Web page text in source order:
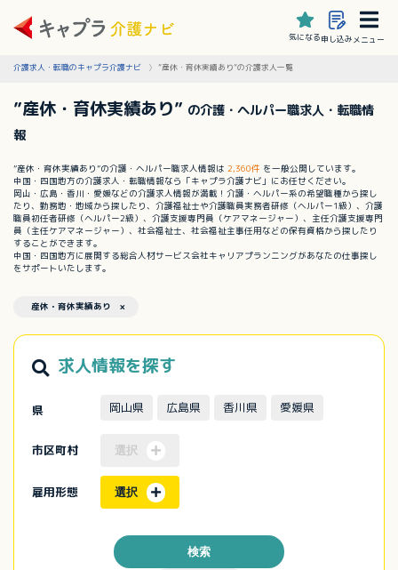
気になる申し込みメニュー
介護求人・転職のキャプラ介護ナビ ”産休・育休実績あり”の介護求人一覧
”産休・育休実績あり” の介護・ヘルパー職求人・転職情
報
”産休・育休実績あり”の介護・ヘルパー職求人情報は 2,360件 を一般公開しています。
中国・四国地方の介護求人・転職情報なら「キャプラ介護ナビ」にお任せください。
岡山・広島・香川・愛媛などの介護求人情報が満載！介護・ヘルパー系の希望職種から探し
たり、勤務地・地域から探したり、介護福祉士や介護職員実務者研修（ヘルパー1級）、介護
職員初任者研修（ヘルパー2級）、介護支援専門員（ケアマネージャー）、主任介護支援専門
員（主任ケアマネージャー）、社会福祉士、社会福祉主事任用などの保有資格から探したり
することができます。
中国・四国地方に展開する総合人材サービス会社キャリアプランニングがあなたの仕事探し
をサポートいたします。
産休・育休実績あり ×
求人情報を探す
県 岡山県 広島県 香川県 愛媛県
市区町村 選択
雇用形態 選択
検索